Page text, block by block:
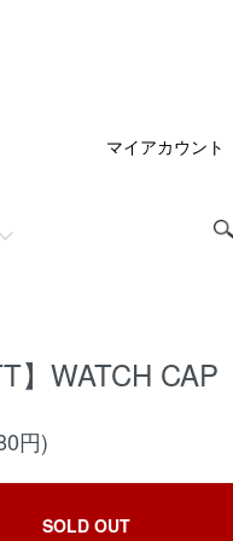
マイアカウント
】WATCH CAP
円)
SOLD OUT